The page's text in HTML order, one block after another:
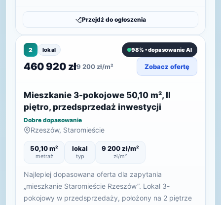
Przejdź do ogłoszenia
2 lokal 98% • dopasowanie AI
460 920 zł9 200 zł/m² Zobacz ofertę
Mieszkanie 3-pokojowe 50,10 m², II
piętro, przedsprzedaż inwestycji
Dobre dopasowanie
Rzeszów, Staromieście
50,10 m²
metraż
lokal
typ
9 200 zł/m²
zł/m²
Najlepiej dopasowana oferta dla zapytania
„mieszkanie Staromieście Rzeszów”. Lokal 3-
pokojowy w przedsprzedaży, położony na 2 piętrze